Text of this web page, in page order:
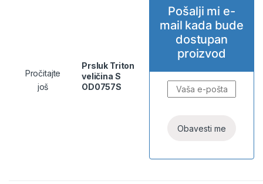
Pročitajte
još
Prsluk Triton
veličina S
OD0757S
Pošalji mi e-
mail kada bude
dostupan
proizvod